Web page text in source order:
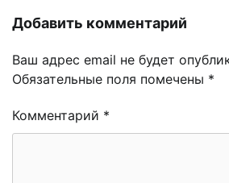
Добавить комментарий
Ваш адрес email не будет
Обязательные поля помечены *
Комментарий *